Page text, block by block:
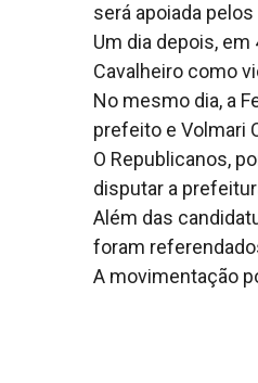
será apoiada
Um dia depois,
Cavalheiro como
No mesmo dia, a
prefeito e Volmari
O Republicanos,
disputar a
Além das
foram
A movimentação